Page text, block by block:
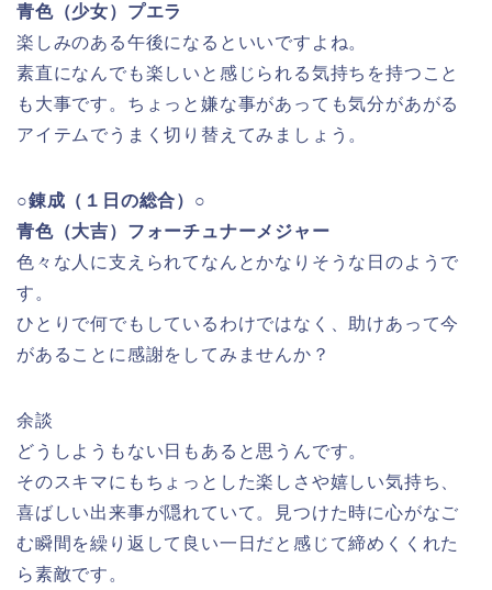
青色（少女）プエラ
楽しみのある午後になるといいですよね。
素直になんでも楽しいと感じられる気持ちを持つこと
も大事です。ちょっと嫌な事があっても気分があがる
アイテムでうまく切り替えてみましょう。
○錬成（１日の総合）○
青色（大吉）フォーチュナーメジャー
色々な人に支えられてなんとかなりそうな日のようで
す。
ひとりで何でもしているわけではなく、助けあって今
があることに感謝をしてみませんか？
余談
どうしようもない日もあると思うんです。
そのスキマにもちょっとした楽しさや嬉しい気持ち、
喜ばしい出来事が隠れていて。見つけた時に心がなご
む瞬間を繰り返して良い一日だと感じて締めくくれた
ら素敵です。